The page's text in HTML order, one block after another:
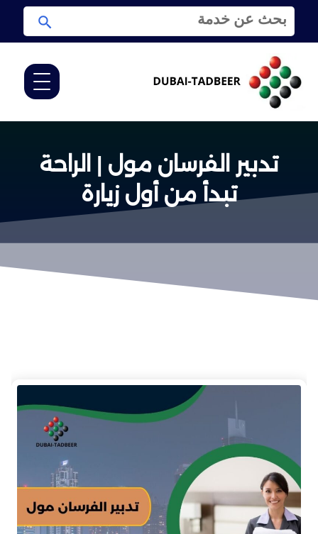
ب
ث
ع
:
ب
ح
ث
تدبير الفرسان مول | الراحة
تبدأ من أول زيارة